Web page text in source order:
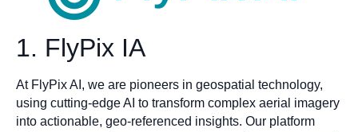
1. FlyPix IA
At FlyPix AI, we are pioneers in geospatial technology,
using cutting-edge AI to transform complex aerial imagery
into actionable, geo-referenced insights. Our platform